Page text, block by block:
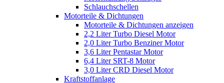
Schlauchschellen
Motorteile & Dichtungen
Motorteile & Dichtungen anzeigen
2,2 Liter Turbo Diesel Motor
2,0 Liter Turbo Benziner Motor
3,6 Liter Pentastar Motor
6,4 Liter SRT-8 Motor
3,0 Liter CRD Diesel Motor
Kraftstoffanlage